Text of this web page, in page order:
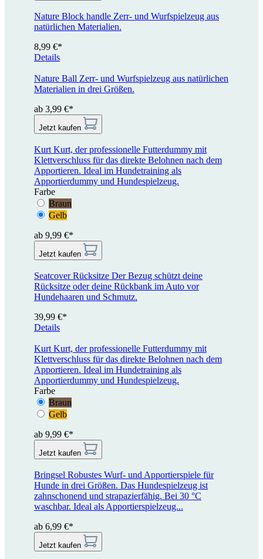
Nature Block handle Zerr- und Wurfspielzeug aus
natürlichen Materialien.
8,99 €*
Details
Nature Ball Zerr- und Wurfspielzeug aus natürlichen
Materialien in drei Größen.
ab 3,99 €*
Jetzt kaufen
Kurt Kurt, der professionelle Futterdummy mit
Klettverschluss für das direkte Belohnen nach dem
Apportieren. Ideal im Hundetraining als
Apportierdummy und Hundespielzeug.
Farbe
Braun
Gelb
ab 9,99 €*
Jetzt kaufen
Seatcover Rücksitze Der Bezug schützt deine
Rücksitze oder deine Rückbank im Auto vor
Hundehaaren und Schmutz.
39,99 €*
Details
Kurt Kurt, der professionelle Futterdummy mit
Klettverschluss für das direkte Belohnen nach dem
Apportieren. Ideal im Hundetraining als
Apportierdummy und Hundespielzeug.
Farbe
Braun
Gelb
ab 9,99 €*
Jetzt kaufen
Bringsel Robustes Wurf- und Apportierspiele für
Hunde in drei Größen. Das Hundespielzeug ist
zahnschonend und strapazierfähig. Bei 30 °C
waschbar. Ideal als Apportierspielzeug...
ab 6,99 €*
Jetzt kaufen